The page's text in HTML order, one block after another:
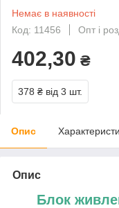
Немає в наявності
Код: 11456
Опт і
402,30 ₴
378 ₴ від 3 шт.
Опис
Опис
Блок